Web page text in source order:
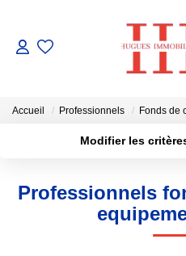
Accueil Professionnels Fonds de
Modifier les
Type de bien
Professionnels